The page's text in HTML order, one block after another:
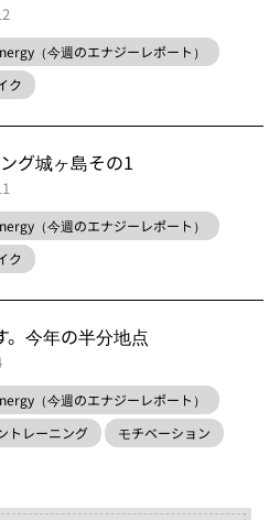
（今週のエナジーレポート）
ク
グ城ヶ島その1
（今週のエナジーレポート）
ク
。今年の半分地点
（今週のエナジーレポート）
トレーニング
モチベーション